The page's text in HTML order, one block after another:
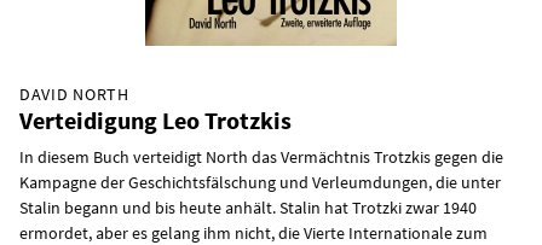
DAVID NORTH
Verteidigung Leo Trotzkis
In diesem Buch verteidigt North das Vermächtnis Trotzkis gegen die
Kampagne der Geschichtsfälschung und Verleumdungen, die unter
Stalin begann und bis heute anhält. Stalin hat Trotzki zwar 1940
ermordet, aber es gelang ihm nicht, die Vierte Internationale zum